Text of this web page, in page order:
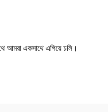
আমরা একসাথে এগিয়ে চলি।